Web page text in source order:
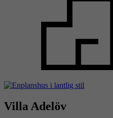
Villa Adelöv